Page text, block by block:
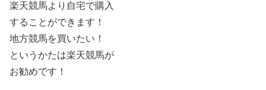
楽天競馬より自宅で購入
することができます！
地方競馬を買いたい！
というかたは楽天競馬が
お勧めです！